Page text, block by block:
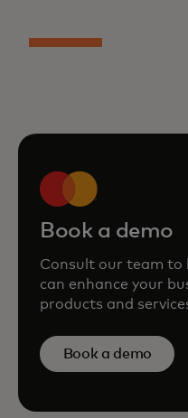
Book a demo
Consult our team to
can enhance your
products and
Book a demo